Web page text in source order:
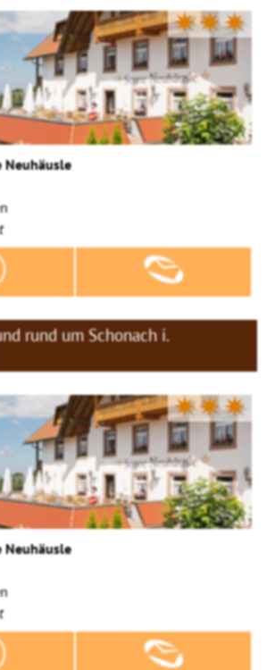
✷✷✷
Neuhäusle
rund um Schonach i.
✷✷✷
Neuhäusle